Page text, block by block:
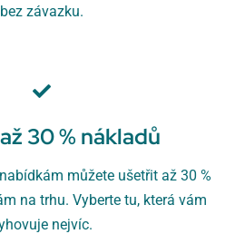
bez závazku.
30 % nákladů
můžete ušetřit až 30 %
na trhu. Vyberte tu, která vám
nejvíc.